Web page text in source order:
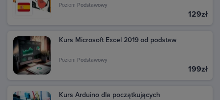
Poziom Podstawowy
129zł
Kurs Microsoft Excel 2019 od podstaw
Poziom Podstawowy
199zł
Kurs Arduino dla początkujących